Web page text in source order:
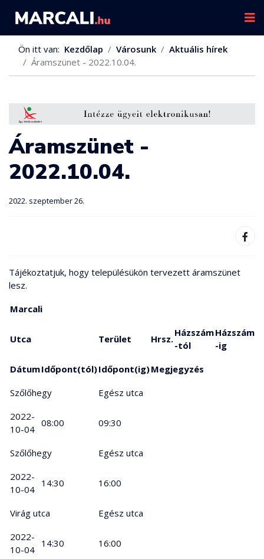
Ön itt van: Kezdőlap Városunk
Aktuális hírek
Áramszünet - 2022.10.04.
Áramszünet -
2022.10.04.
2022. szeptember 26.
Tájékoztatjuk, hogy településükön tervezett áramszünet
lesz.
Marcali
Utca Terület Hrsz.
Házszám
-tól
Házszám
-ig
DátumIdőpont(tól)Időpont(ig)Megjegyzés
Szőlőhegy
Egész utca
2022-
10-04
08:00 09:30
Szőlőhegy
Egész utca
2022-
10-04
14:30 16:00
Virág utca
Egész utca
2022-
10-04
14:30 16:00